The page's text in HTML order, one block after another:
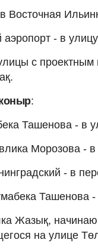
Восточная
- в
с
:
Ташенова - в
Морозова -
- в
Ташенова
Жазық,
на улице